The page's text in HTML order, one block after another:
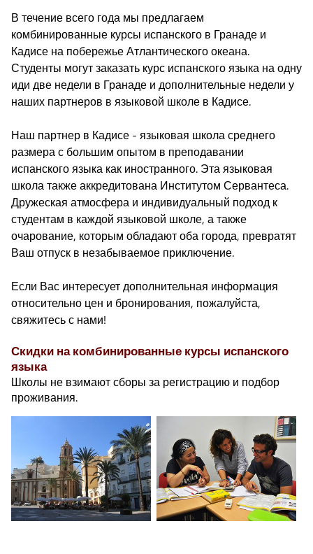
В течение всего года мы предлагаем
комбинированные курсы испанского в Гранаде и
Кадисе на побережье Атлантического океана.
Студенты могут заказать курс испанского языка на одну
иди две недели в Гранаде и дополнительные недели у
наших партнеров в языковой школе в Кадисе.
Наш партнер в Кадисе - языковая школа среднего
размера с большим опытом в преподавании
испанского языка как иностранного. Эта языковая
школа также аккредитована Институтом Сервантеса.
Дружеская атмосфера и индивидуальный подход к
студентам в каждой языковой школе, а также
очарование, которым обладают оба города, превратят
Ваш отпуск в незабываемое приключение.
Если Вас интересует дополнительная информация
относительно цен и бронирования, пожалуйста,
свяжитесь с нами!
Скидки на комбинированные курсы испанского
языка
Школы не взимают сборы за регистрацию и подбор
проживания.